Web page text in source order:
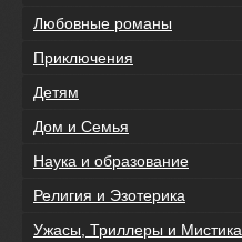
Любовные романы
Приключения
Детям
Дом и Семья
Наука и образование
Религия и Эзотерика
Ужасы, Триллеры и Мистика